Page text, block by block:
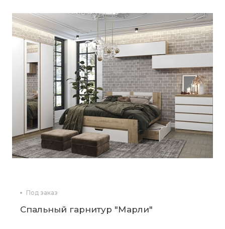
Под заказ
Спальный гарнитур "Марли"